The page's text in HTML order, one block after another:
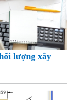
lượng xây